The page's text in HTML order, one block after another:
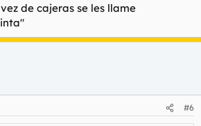
de cajeras se les llame
#6